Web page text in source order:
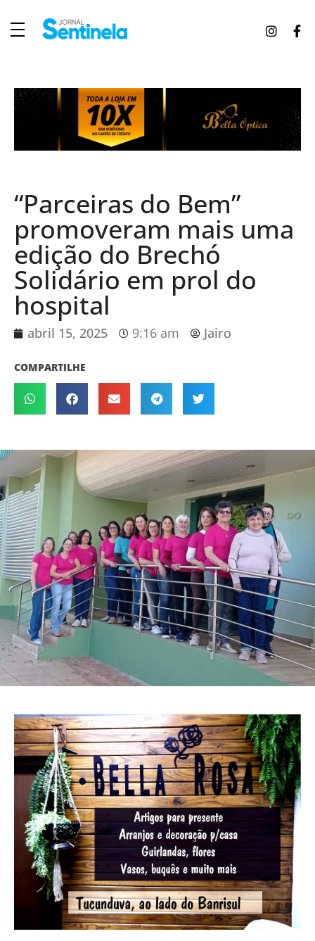
“Parceiras do Bem”
promoveram mais uma
edição do Brechó
Solidário em prol do
hospital
abril 15, 2025 9:16 am Jairo
COMPARTILHE